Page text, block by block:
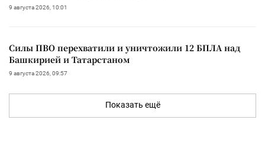
9 августа 2026, 10:01
Силы ПВО перехватили и уничтожили 12 БПЛА над
Башкирией и Татарстаном
9 августа 2026, 09:57
Показать ещё